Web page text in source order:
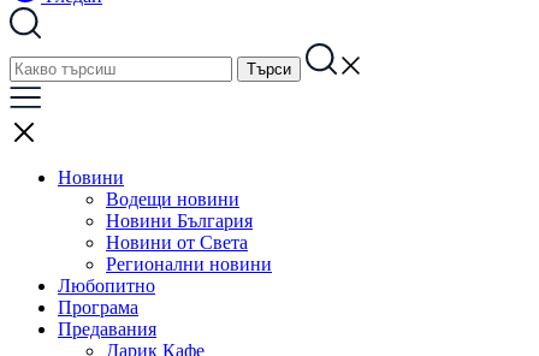
Новини
Водещи новини
Новини България
Новини от Света
Регионални новини
Любопитно
Програма
Предавания
Дарик Кафе